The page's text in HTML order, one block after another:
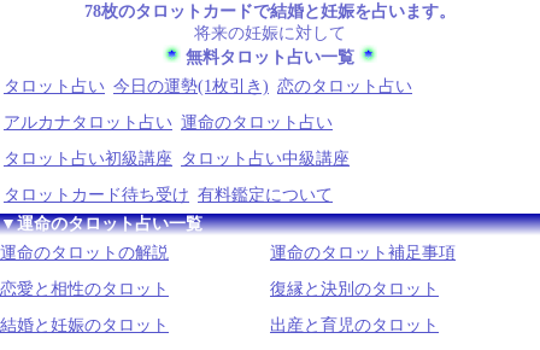
78枚のタロットカードで結婚と妊娠を占います。
将来の妊娠に対して
無料タロット占い一覧
タロット占い 今日の運勢(1枚引き) 恋のタロット占い
アルカナタロット占い 運命のタロット占い
タロット占い初級講座
タロット占い中級講座
タロットカード待ち受け 有料鑑定について
▼運命のタロット占い一覧
運命のタロットの解説
運命のタロット補足事項
恋愛と相性のタロット
復縁と決別のタロット
結婚と妊娠のタロット
出産と育児のタロット